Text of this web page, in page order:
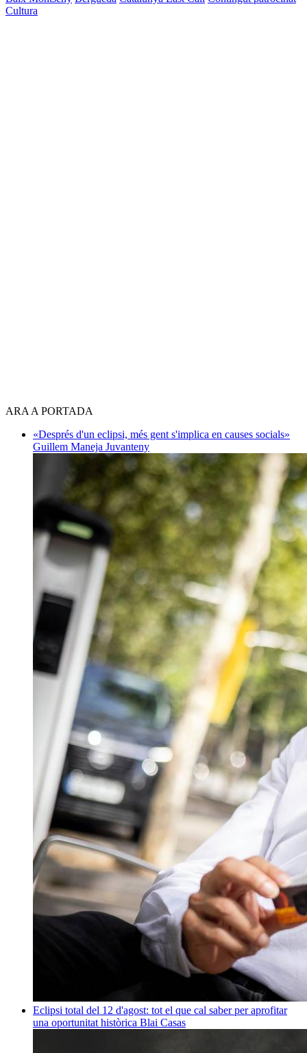
Cultura
ARA A PORTADA
«Després d'un eclipsi, més gent s'implica en causes socials»
Guillem Maneja Juvanteny
Eclipsi total del 12 d'agost: tot el que cal saber per aprofitar
una oportunitat històrica Blai Casas